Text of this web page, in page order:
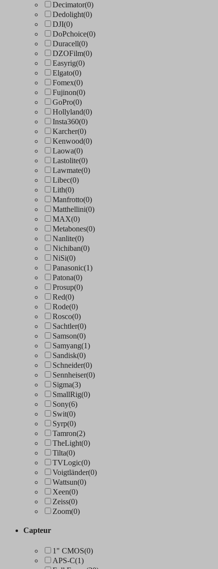
Decimator(0)
Dedolight(0)
DJI(0)
DoPchoice(0)
Duracell(0)
DZOFilm(0)
Easyrig(0)
Elgato(0)
Fomex(0)
Fujinon(0)
GoPro(0)
Hollyland(0)
Insta360(0)
Karcher(0)
Kenwood(0)
Laowa(0)
Lastolite(0)
Lawmate(0)
Libec(0)
Lith(0)
Manfrotto(0)
Matthellini(0)
MAX(0)
Metabones(0)
Nanlite(0)
Nichiban(0)
NiSi(0)
Panasonic(1)
Patona(0)
Prosup(0)
Red(0)
Rode(0)
Rosco(0)
Sachtler(0)
Samson(0)
Samyang(1)
Sandisk(0)
Schneider(0)
Sennheiser(0)
Sigma(3)
SmallRig(0)
Sony(6)
Swit(0)
Syrp(0)
Tamron(2)
TheLight(0)
Tilta(0)
TVLogic(0)
Voigtländer(0)
Wattsun(0)
Xeen(0)
Zeiss(0)
Zoom(0)
Capteur
1" CMOS(0)
APS-C(1)